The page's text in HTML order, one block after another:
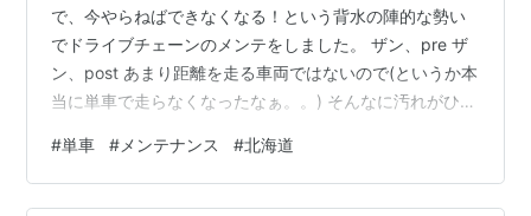
で、今やらねばできなくなる！という背水の陣的な勢い
でドライブチェーンのメンテをしました。 ザン、pre ザ
ン、post あまり距離を走る車両ではないので(というか本
当に単車で走らなくなったなぁ。。) そんなに汚れがひど
うと思うと、いったん汚れを落としてからにしたいので
すよね。 この作業も、まああんまり走ってないから今年
#単車 # メンテナンス #北海道